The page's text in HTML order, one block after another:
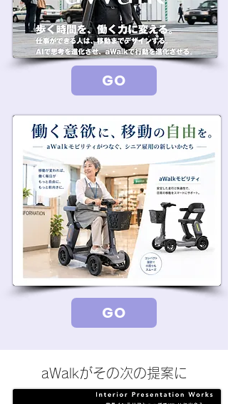
GO
GO
aWalkがその次の提案に